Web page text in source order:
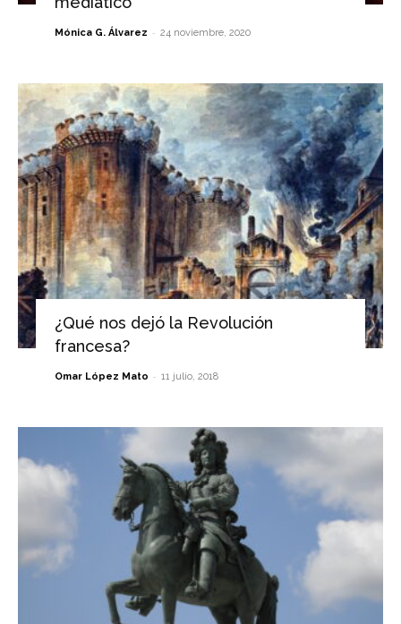
Mónica G. Álvarez - 24 noviembre, 2020
¿Qué nos dejó la Revolución
francesa?
Omar López Mato - 11 julio, 2018